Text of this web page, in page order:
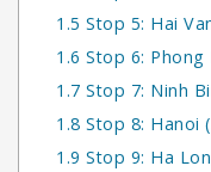
1.5 Stop 5: Hai
1.6 Stop 6: Phong
1.7 Stop 7: Ninh
1.8 Stop 8: Hanoi
1.9 Stop 9: Ha